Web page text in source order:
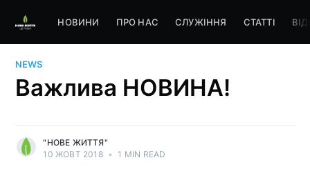
НОВИНИ ПРО НАС СЛУЖІННЯ СТАТТІ
NEWS
Важлива НОВИНА!
"НОВЕ ЖИТТЯ"
10 ЖОВТ 2018 • 1 MIN READ